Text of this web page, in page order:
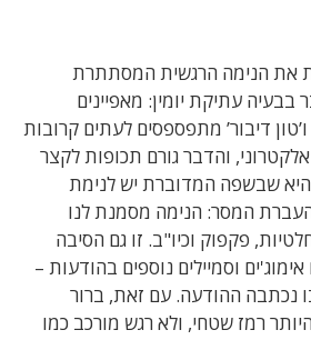
את הנימה הרגשית המסתתרת
עתיקת יומין: מאפיינים
ו’טון דיבור’ מתפספסים לעתים קרובות
והדבר גורם תכופות לקצר
שבשפה המדוברת יש לנימת
המסר: הנימה מסמנת לנו
פקפוק וכיו"ב. זו גם הסיבה
וסמיילים נוספים בהודעות –
נכתבה ההודעה. עם זאת, ברור
רמז שטחי, ולא רגש מורכב כמו